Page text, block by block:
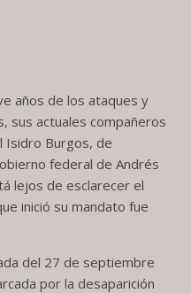
años de los ataques y
sus actuales compañeros
Isidro Burgos, de
federal de Andrés
lejos de esclarecer el
inició su mandato fue
del 27 de septiembre
por la desaparición